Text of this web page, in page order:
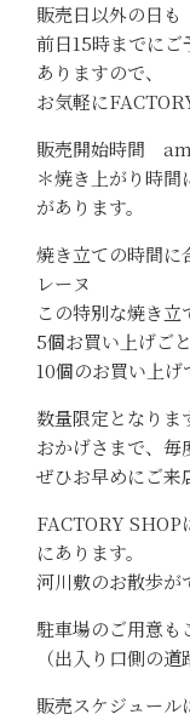
販売日以外の日も
前日15時までにご
ありますので、
お気軽に
販売開始時間
＊焼き上がり時
があります。
焼き立ての時間に
レーヌ
この特別な焼き立
5個お買い上げご
10個のお買い上げ
数量限定となりま
おかげさまで、毎
ぜひお早めにご来
FACTORY SHOP
にあります。
河川敷のお散歩が
駐車場のご用意も
（出入り口側の
販売スケジュー